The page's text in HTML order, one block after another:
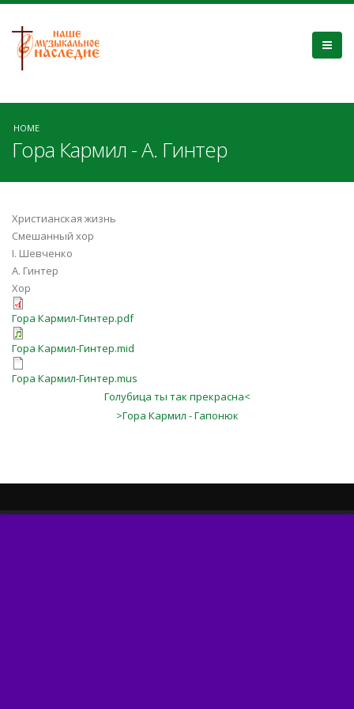
HOME
Гора Кармил - А. Гинтер
Христианская жизнь
Смешанный хор
І. Шевченко
А. Гинтер
Хор
Гора Кармил-Гинтер.pdf
Гора Кармил-Гинтер.mid
Гора Кармил-Гинтер.mus
Голубица ты так прекрасна<
>Гора Кармил - Гапонюк